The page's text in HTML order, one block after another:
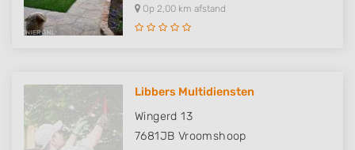
Op 2,00 km afstand
Libbers Multidiensten
Wingerd 13
7681JB Vroomshoop